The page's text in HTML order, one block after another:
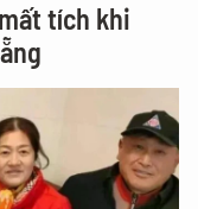
tích khi